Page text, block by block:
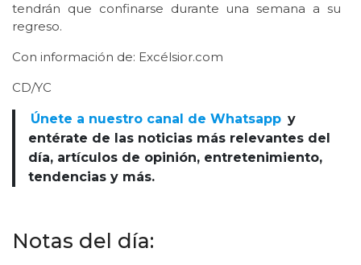
tendrán que confinarse durante una semana a su
regreso.
Con información de: Excélsior.com
CD/YC
Únete a nuestro canal de Whatsapp y
entérate de las noticias más relevantes del
día, artículos de opinión, entretenimiento,
tendencias y más.
Notas del día: